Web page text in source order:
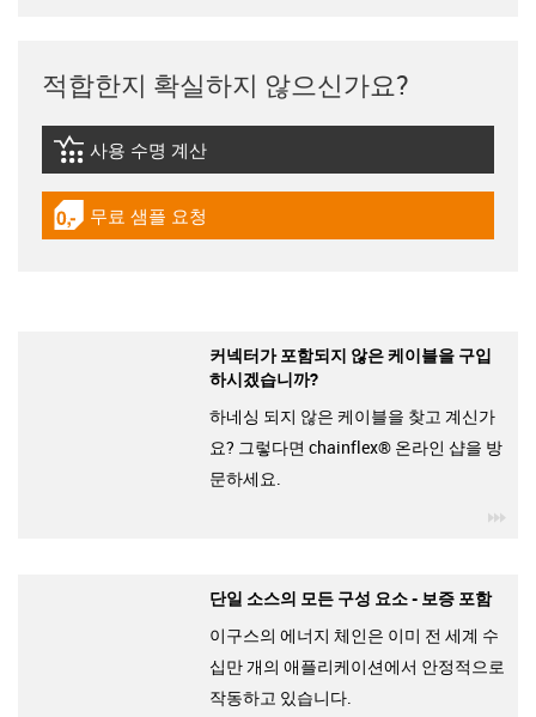
적합한지 확실하지 않으신가요?
igus-icon-lebensdauerrechner
사용 수명 계산
igus-icon-gratismuster
무료 샘플 요청
커넥터가 포함되지 않은 케이블을 구입
하시겠습니까?
하네싱 되지 않은 케이블을 찾고 계신가
요? 그렇다면 chainflex® 온라인 샵을 방
문하세요.
단일 소스의 모든 구성 요소 - 보증 포함
이구스의 에너지 체인은 이미 전 세계 수
십만 개의 애플리케이션에서 안정적으로
작동하고 있습니다.